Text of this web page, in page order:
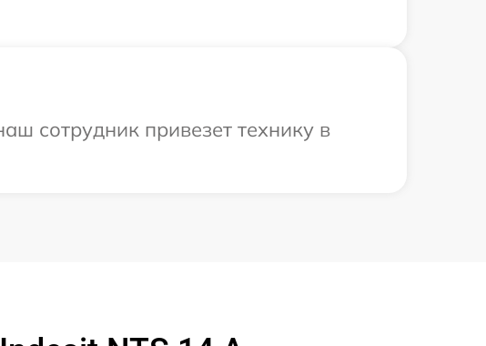
сотрудник привезет технику в